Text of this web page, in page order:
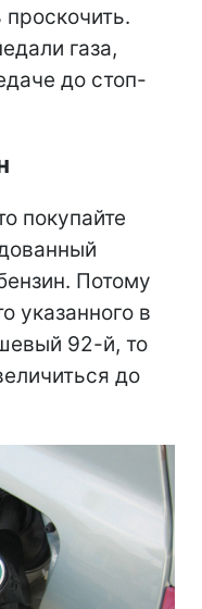
газа,
до стоп-
покупайте
Потому
указанного в
92-й, то
до